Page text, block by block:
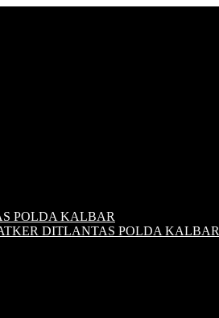
POLDA KALBAR
DITLANTAS POLDA KALBAR